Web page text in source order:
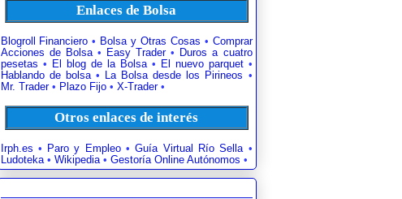
Enlaces de Bolsa
Blogroll Financiero • Bolsa y Otras Cosas • Comprar
Acciones de Bolsa• Easy Trader•
Duros a cuatro
pesetas • El blog de la Bolsa• El nuevo parquet•
Hablando de bolsa• La Bolsa desde los Pirineos •
Mr. Trader• Plazo Fijo• X-Trader•
Otros enlaces de interés
Irph.es • Paro y Empleo•Guía Virtual Río Sella•
Ludoteka• Wikipedia• Gestoría Online Autónomos •